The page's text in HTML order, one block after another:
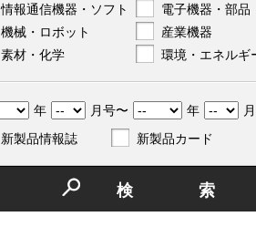
情報通信機器・ソフト
電子機器・部品
機械・ロボット
産業機器
素材・化学
環境・エネルギ
年 月号〜 年
新製品情報誌
新製品カード
検